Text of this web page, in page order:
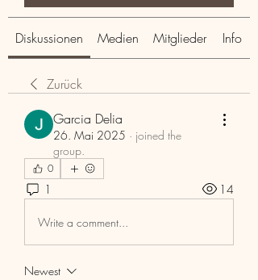
Diskussionen Medien Mitglieder Info
Zurück
Garcia Delia
26. Mai 2025 · joined the
group.
0
1 14
Write a comment...
Newest